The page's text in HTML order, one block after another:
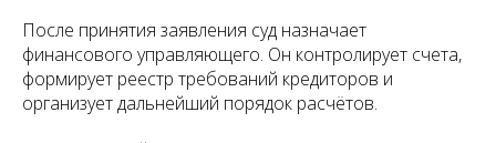
После принятия заявления суд назначает
финансового управляющего. Он контролирует счета,
формирует реестр требований кредиторов и
организует дальнейший порядок расчётов.